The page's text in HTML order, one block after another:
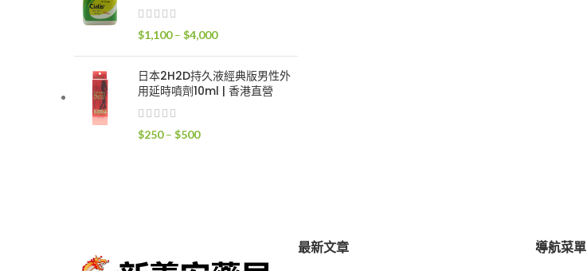
$2,100
$1,100 – $4,000價
範
圍：
日本2H2D持久液經典版男性外
用延時噴劑10ml | 香港直營
$250 – $500價
最新文章 導航菜單